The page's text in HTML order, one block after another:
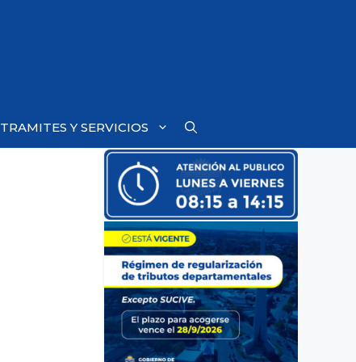
TRAMITES Y SERVICIOS